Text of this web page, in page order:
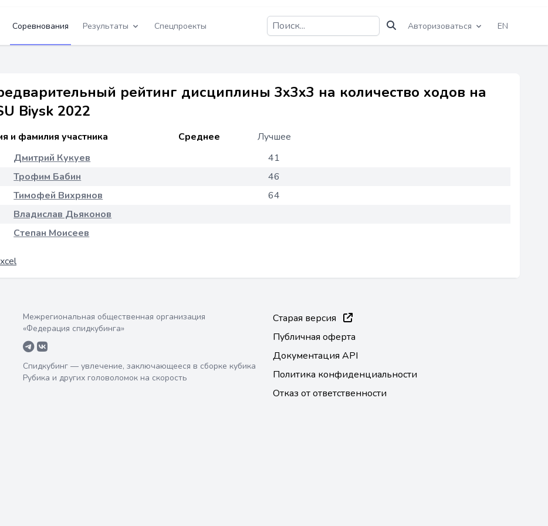
Соревнования Результаты Спецпроекты Авторизоваться EN
рейтинг дисциплины 3x3x3 на количество ходов на
Biysk 2022
и фамилия участника Среднее
Лучшее
Дмитрий Кукуев
41
Трофим Бабин
46
Тимофей Вихрянов
64
Владислав Дьяконов
Степан Моисеев
Межрегиональная общественная организация
«Федерация спидкубинга»
Спидкубинг — увлечение, заключающееся в сборке кубика
Рубика и других головоломок на скорость
Старая версия
Публичная оферта
Документация API
Политика конфиденциальности
Отказ от ответственности